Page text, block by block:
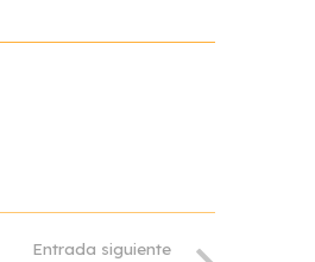
Entrada siguiente